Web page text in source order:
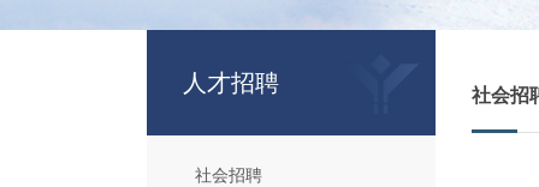
人才招聘
社会招聘
社会招